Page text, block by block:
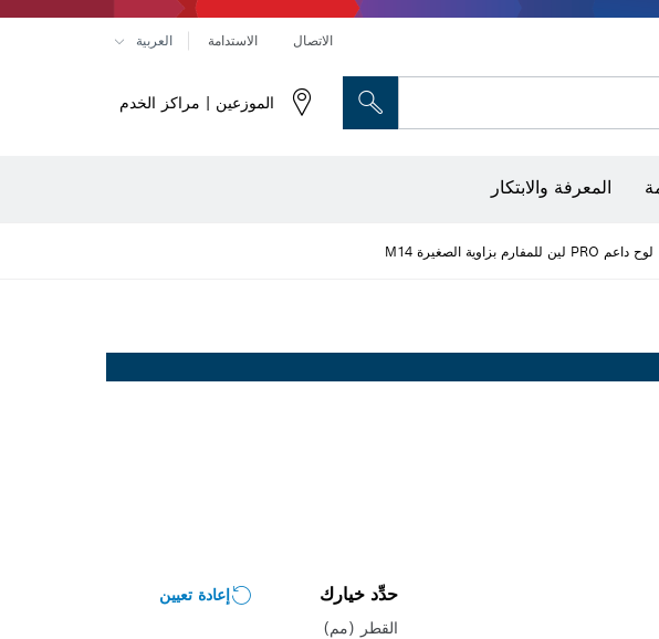
الاتصال الاستدامة العربية
الموزعين | مراكز الخدم
المعرفة والابتكار
لوح داعم PRO لين للمفارم بزاوية الصغيرة M14
حدِّد خيارك
إعادة تعيين
القطر (مم)